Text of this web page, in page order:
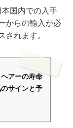
国内での入手
からの輸入が必
されます。
アーの寿命
サインと予